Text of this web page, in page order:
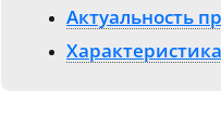
Актуальность